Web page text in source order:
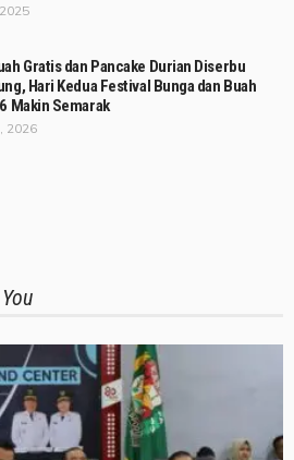
Gratis dan Pancake Durian Diserbu
Hari Kedua Festival Bunga dan Buah
Makin Semarak
2026